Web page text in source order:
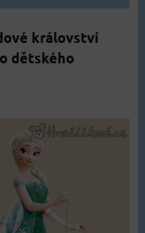
království
dětského